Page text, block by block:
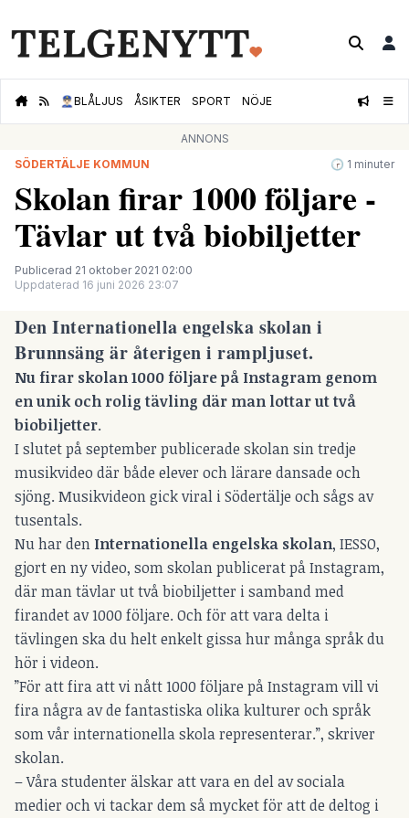
👮🏻‍♂️BLÅLJUS ÅSIKTER SPORT NÖJE
ANNONS
SÖDERTÄLJE KOMMUN
🕝 1 minuter
Skolan firar 1000 följare -
Tävlar ut två biobiljetter
Publicerad 21 oktober 2021 02:00
Uppdaterad 16 juni 2026 23:07
Den Internationella engelska skolan i
Brunnsäng är återigen i rampljuset.
Nu firar skolan 1000 följare på Instagram genom
en unik och rolig tävling där man lottar ut två
biobiljetter.
I slutet på september publicerade skolan sin tredje
musikvideo där både elever och lärare dansade och
sjöng. Musikvideon gick viral i Södertälje och sågs av
tusentals.
Nu har den Internationella engelska skolan, IESSO,
gjort en ny video, som skolan publicerat på Instagram,
där man tävlar ut två biobiljetter i samband med
firandet av 1000 följare. Och för att vara delta i
tävlingen ska du helt enkelt gissa hur många språk du
hör i videon.
”För att fira att vi nått 1000 följare på Instagram vill vi
fira några av de fantastiska olika kulturer och språk
som vår internationella skola representerar.”, skriver
skolan.
– Våra studenter älskar att vara en del av sociala
medier och vi tackar dem så mycket för att de deltog i